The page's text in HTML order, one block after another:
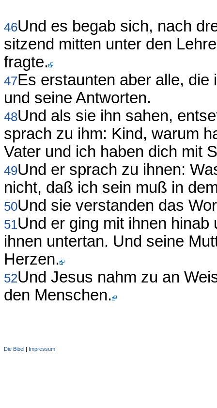
46Und es begab sich, nach
sitzend mitten unter den
fragte.
47Es erstaunten aber alle,
und seine Antworten.
48Und als sie ihn sahen,
sprach zu ihm: Kind, warum
Vater und ich haben dich mit
49Und er sprach zu ihnen:
nicht, daß ich sein muß in
50Und sie verstanden das
51Und er ging mit ihnen
ihnen untertan. Und seine
Herzen.
52Und Jesus nahm zu an
den Menschen.
Die Bibel | Impressum